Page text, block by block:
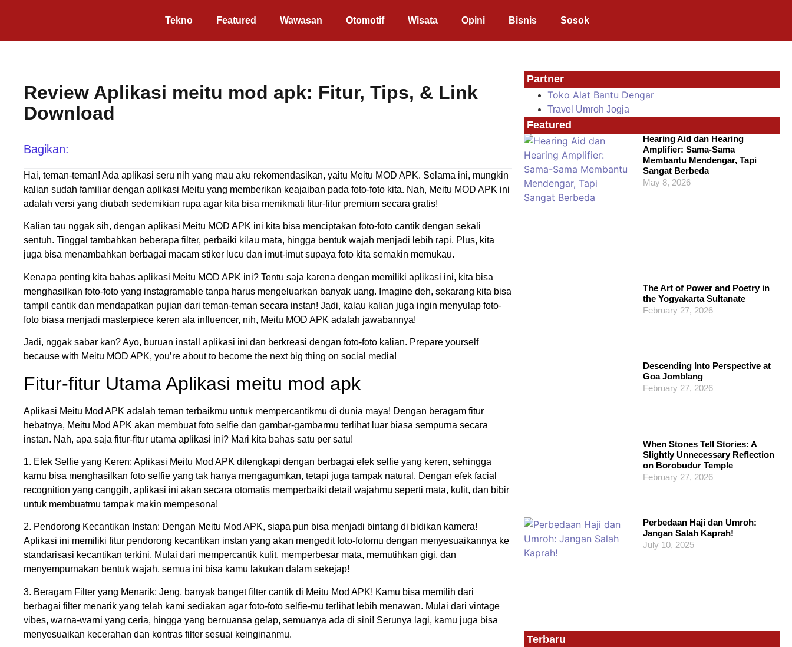
Tekno Featured Wawasan Otomotif Wisata Opini Bisnis Sosok
Review Aplikasi meitu mod apk: Fitur, Tips, & Link
Download
Bagikan:
Hai, teman-teman! Ada aplikasi seru nih yang mau aku rekomendasikan, yaitu Meitu MOD APK. Selama ini, mungkin
kalian sudah familiar dengan aplikasi Meitu yang memberikan keajaiban pada foto-foto kita. Nah, Meitu MOD APK ini
adalah versi yang diubah sedemikian rupa agar kita bisa menikmati fitur-fitur premium secara gratis!
Kalian tau nggak sih, dengan aplikasi Meitu MOD APK ini kita bisa menciptakan foto-foto cantik dengan sekali
sentuh. Tinggal tambahkan beberapa filter, perbaiki kilau mata, hingga bentuk wajah menjadi lebih rapi. Plus, kita
juga bisa menambahkan berbagai macam stiker lucu dan imut-imut supaya foto kita semakin memukau.
Kenapa penting kita bahas aplikasi Meitu MOD APK ini? Tentu saja karena dengan memiliki aplikasi ini, kita bisa
menghasilkan foto-foto yang instagramable tanpa harus mengeluarkan banyak uang. Imagine deh, sekarang kita bisa
tampil cantik dan mendapatkan pujian dari teman-teman secara instan! Jadi, kalau kalian juga ingin menyulap foto-
foto biasa menjadi masterpiece keren ala influencer, nih, Meitu MOD APK adalah jawabannya!
Jadi, nggak sabar kan? Ayo, buruan install aplikasi ini dan berkreasi dengan foto-foto kalian. Prepare yourself
because with Meitu MOD APK, you’re about to become the next big thing on social media!
Fitur-fitur Utama Aplikasi meitu mod apk
Aplikasi Meitu Mod APK adalah teman terbaikmu untuk mempercantikmu di dunia maya! Dengan beragam fitur
hebatnya, Meitu Mod APK akan membuat foto selfie dan gambar-gambarmu terlihat luar biasa sempurna secara
instan. Nah, apa saja fitur-fitur utama aplikasi ini? Mari kita bahas satu per satu!
1. Efek Selfie yang Keren: Aplikasi Meitu Mod APK dilengkapi dengan berbagai efek selfie yang keren, sehingga
kamu bisa menghasilkan foto selfie yang tak hanya mengagumkan, tetapi juga tampak natural. Dengan efek facial
recognition yang canggih, aplikasi ini akan secara otomatis memperbaiki detail wajahmu seperti mata, kulit, dan bibir
untuk membuatmu tampak makin mempesona!
2. Pendorong Kecantikan Instan: Dengan Meitu Mod APK, siapa pun bisa menjadi bintang di bidikan kamera!
Aplikasi ini memiliki fitur pendorong kecantikan instan yang akan mengedit foto-fotomu dengan menyesuaikannya ke
standarisasi kecantikan terkini. Mulai dari mempercantik kulit, memperbesar mata, memutihkan gigi, dan
menyempurnakan bentuk wajah, semua ini bisa kamu lakukan dalam sekejap!
3. Beragam Filter yang Menarik: Jeng, banyak banget filter cantik di Meitu Mod APK! Kamu bisa memilih dari
berbagai filter menarik yang telah kami sediakan agar foto-foto selfie-mu terlihat lebih menawan. Mulai dari vintage
vibes, warna-warni yang ceria, hingga yang bernuansa gelap, semuanya ada di sini! Serunya lagi, kamu juga bisa
menyesuaikan kecerahan dan kontras filter sesuai keinginanmu.
Partner
Toko Alat Bantu Dengar
Travel Umroh Jogja
Featured
Hearing Aid dan Hearing
Amplifier: Sama-Sama
Membantu Mendengar, Tapi
Sangat Berbeda
May 8, 2026
The Art of Power and Poetry in
the Yogyakarta Sultanate
February 27, 2026
Descending Into Perspective at
Goa Jomblang
February 27, 2026
When Stones Tell Stories: A
Slightly Unnecessary Reflection
on Borobudur Temple
February 27, 2026
Perbedaan Haji dan Umroh:
Jangan Salah Kaprah!
July 10, 2025
Terbaru